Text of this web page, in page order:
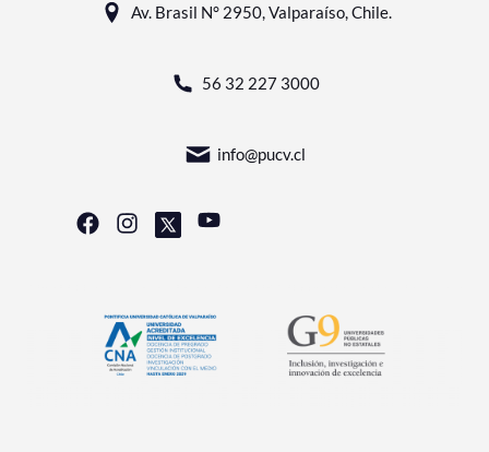
Av. Brasil N° 2950, Valparaíso, Chile.
56 32 227 3000
info@pucv.cl